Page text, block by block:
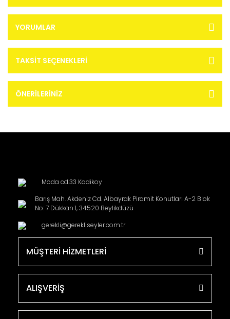
YORUMLAR
TAKSIT SEÇENEKLERI
ÖNERILERINIZ
Moda cd.33 Kadikoy
Barış Mah. Akdeniz Cd. Albayrak Piramit Konutları A-2 Blok
No: 7 Dükkan 1, 34520 Beylikdüzü
gerekli@gerekliseyler.com.tr
MÜŞTERİ HİZMETLERİ
ALIŞVERİŞ